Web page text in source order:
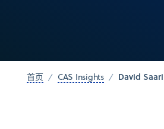
首页 CAS Insights David